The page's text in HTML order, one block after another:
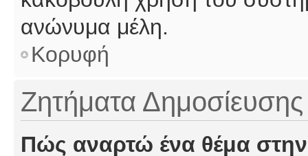
ανώνυμα μέλη.
Κορυφή
Ζητήματα Δημοσίευσης
Πώς αναρτώ ένα θέμα